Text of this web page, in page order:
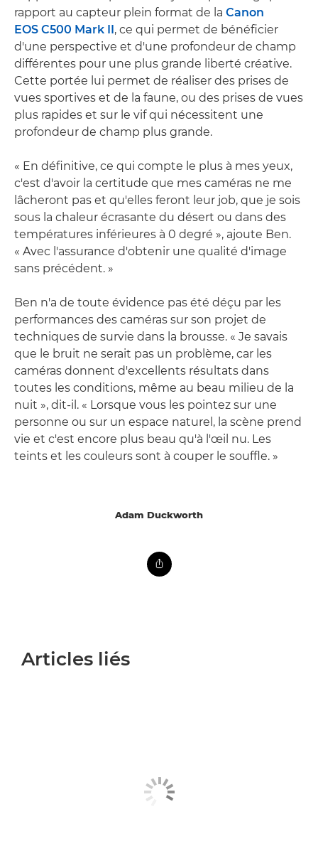
rapport au capteur plein format de la Canon
EOS C500 Mark II, ce qui permet de bénéficier
d'une perspective et d'une profondeur de champ
différentes pour une plus grande liberté créative.
Cette portée lui permet de réaliser des prises de
vues sportives et de la faune, ou des prises de vues
plus rapides et sur le vif qui nécessitent une
profondeur de champ plus grande.
« En définitive, ce qui compte le plus à mes yeux,
c'est d'avoir la certitude que mes caméras ne me
lâcheront pas et qu'elles feront leur job, que je sois
sous la chaleur écrasante du désert ou dans des
températures inférieures à 0 degré », ajoute Ben.
« Avec l'assurance d'obtenir une qualité d'image
sans précédent. »
Ben n'a de toute évidence pas été déçu par les
performances des caméras sur son projet de
techniques de survie dans la brousse. « Je savais
que le bruit ne serait pas un problème, car les
caméras donnent d'excellents résultats dans
toutes les conditions, même au beau milieu de la
nuit », dit-il. « Lorsque vous les pointez sur une
personne ou sur un espace naturel, la scène prend
vie et c'est encore plus beau qu'à l'œil nu. Les
teints et les couleurs sont à couper le souffle. »
Adam Duckworth
Articles liés